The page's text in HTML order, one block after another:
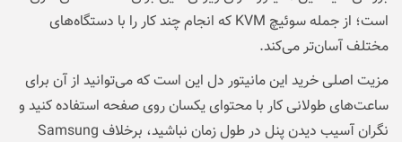
است؛ از جمله سوئیچ KVM که انجام چند کار را با دستگاه‌های
مختلف آسان‌تر می‌کند.
مزیت اصلی خرید این مانیتور دل این است که می‌توانید از آن برای
ساعت‌های طولانی کار با محتوای یکسان روی صفحه استفاده کنید و
نگران آسیب دیدن پنل در طول زمان نباشید، برخلاف Samsung